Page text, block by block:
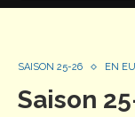
SAISON 25-26 EN
Saison